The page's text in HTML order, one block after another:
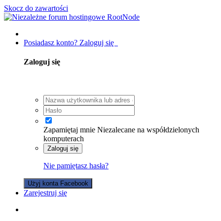
Skocz do zawartości
Posiadasz konto? Zaloguj się
Zaloguj się
Zapamiętaj mnie Niezalecane na współdzielonych
komputerach
Zaloguj się
Nie pamiętasz hasła?
Użyj konta Facebook
Zarejestruj się